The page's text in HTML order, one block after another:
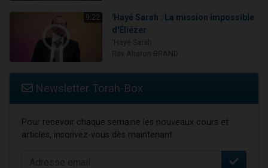
9:22
'Hayé Sarah : La mission impossible
d'Éliézer
Newsletter Torah-Box
Pour recevoir chaque semaine les nouveaux cours et
articles, inscrivez-vous dès maintenant :